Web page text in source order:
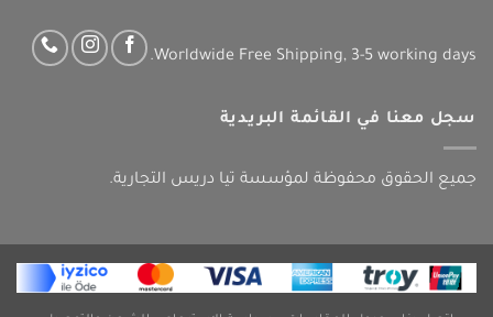
Worldwide Free Shipping, 3-5 working days.
سجل معنا في القائمة البريدية
جميع الحقوق محفوظة لمؤسسة تيا دريس التجارية.